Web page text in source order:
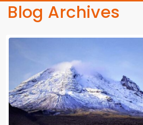
Blog Archives